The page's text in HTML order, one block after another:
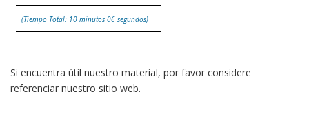
(Tiempo Total: 10 minutos 06 segundos)
Si encuentra útil nuestro material, por favor considere
referenciar nuestro sitio web.